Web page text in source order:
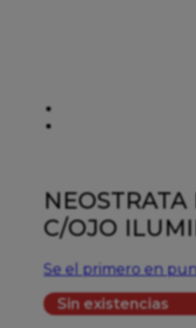
C/OJO
Se el primero en
Sin existencias